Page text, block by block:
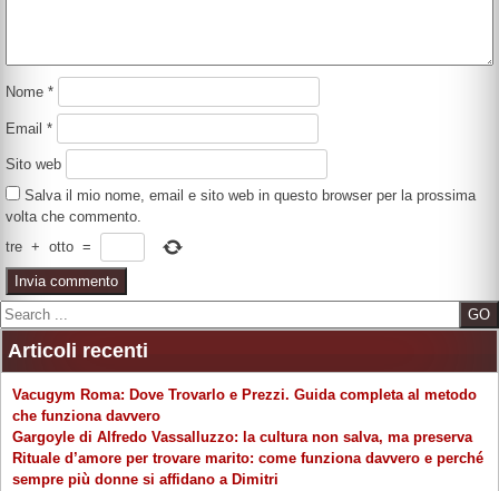
Nome*
Email*
Sito web
Salva il mio nome, email e sito web in questo browser per la prossima
volta che commento.
tre + otto =
Search
Articoli recenti
Vacugym Roma: Dove Trovarlo e Prezzi. Guida completa al metodo
che funziona davvero
Gargoyle di Alfredo Vassalluzzo: la cultura non salva, ma preserva
Rituale d’amore per trovare marito: come funziona davvero e perché
sempre più donne si affidano a Dimitri